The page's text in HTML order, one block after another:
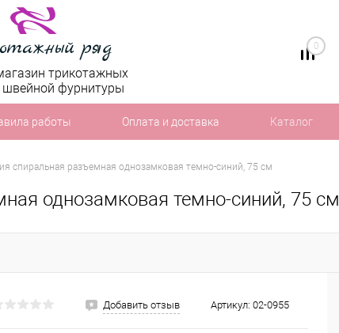
0
трикотажных
швейной фурнитуры
работы Оплата и доставка Каталог
спиральная разъемная однозамковая темно-синий, 75 см
однозамковая темно-синий, 75 см
Добавить отзыв Артикул: 02-0955